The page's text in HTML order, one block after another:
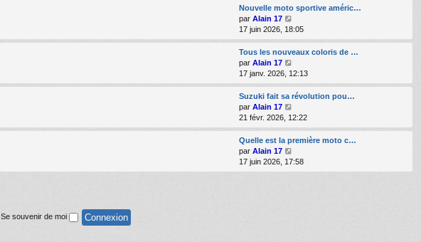
e
r
e
s
s
g
e
r
n
r
m
e
s
s
a
g
e
r
l
e
d
r
n
r
m
e
s
s
a
g
Nouvelle moto sportive améric…
par Alain 17
o
i
r
e
d
e
n
r
e
17 juin 2026, 18:05
Tous les nouveaux coloris de …
par Alain 17
o
i
r
e
d
n
17 janv. 2026, 12:13
Suzuki fait sa révolution pou…
par Alain 17
o
i
r
e
d
21 févr. 2026, 12:22
Quelle est la première moto c…
par Alain 17
o
i
17 juin 2026, 17:58
Se souvenir de moi